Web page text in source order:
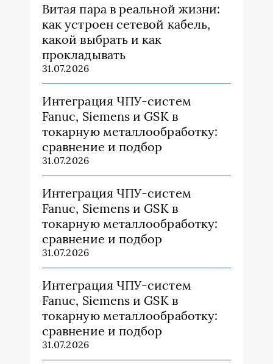
Витая пара в реальной жизни:
как устроен сетевой кабель,
какой выбрать и как
прокладывать
31.07.2026
Интеграция ЧПУ-систем
Fanuc, Siemens и GSK в
токарную металлообработку:
сравнение и подбор
31.07.2026
Интеграция ЧПУ-систем
Fanuc, Siemens и GSK в
токарную металлообработку:
сравнение и подбор
31.07.2026
Интеграция ЧПУ-систем
Fanuc, Siemens и GSK в
токарную металлообработку:
сравнение и подбор
31.07.2026